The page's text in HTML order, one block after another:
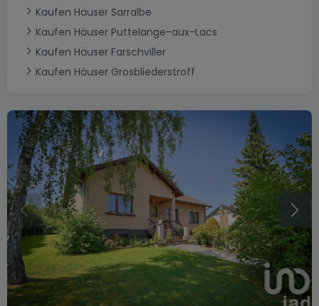
Kaufen Häuser Sarralbe
Kaufen Häuser Puttelange-aux-Lacs
Kaufen Häuser Farschviller
Kaufen Häuser Grosbliederstroff